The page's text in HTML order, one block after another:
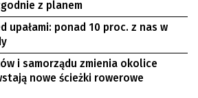
z planem
upałami: ponad 10 proc. z nas w
i samorządu zmienia okolice
nowe ścieżki rowerowe